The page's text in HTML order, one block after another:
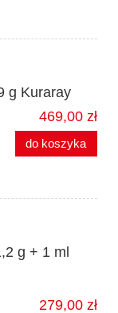
g Kuraray
469,00 zł
do koszyka
g + 1 ml
279,00 zł